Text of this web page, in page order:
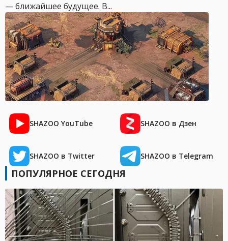
— ближайшее будущее. В...
SHAZOO YouTube SHAZOO в Дзен
SHAZOO в Twitter SHAZOO в Telegram
ПОПУЛЯРНОЕ СЕГОДНЯ